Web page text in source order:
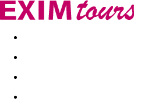
Akční nabídky Last minute